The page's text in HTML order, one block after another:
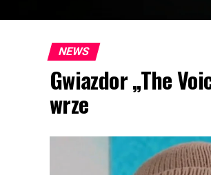
NEWS
Gwiazdor „The
wrze